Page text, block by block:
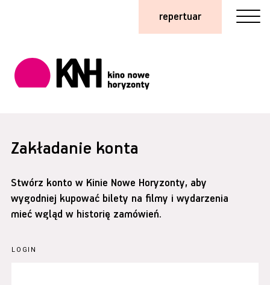
repertuar
Zakładanie konta
Stwórz konto w Kinie Nowe Horyzonty, aby
wygodniej kupować bilety na filmy i wydarzenia
mieć wgląd w historię zamówień.
LOGIN